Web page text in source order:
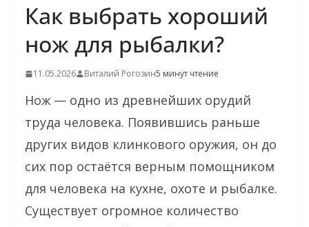
Как выбрать хороший
нож для рыбалки?
11.05.2026 Виталий Рогозин5 минут чтение
Нож — одно из древнейших орудий
труда человека. Появившись раньше
других видов клинкового оружия, он до
сих пор остаётся верным помощником
для человека на кухне, охоте и рыбалке.
Существует огромное количество